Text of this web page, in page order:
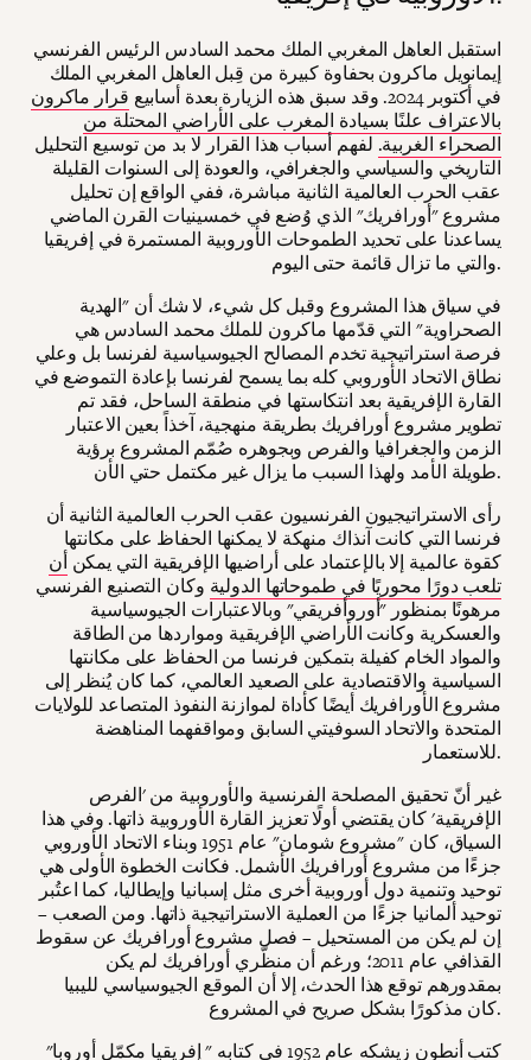
استقبل العاهل المغربي الملك محمد السادس الرئيس الفرنسي
إيمانويل ماكرون بحفاوة كبيرة من قِبل العاهل المغربي الملك
في أكتوبر 2024. وقد سبق هذه الزيارة بعدة أسابيع
قرار ماكرون
بالاعتراف علنًا بسيادة المغرب على الأراضي المحتلة من
الصحراء الغربية. لفهم أسباب هذا القرار لا بد من توسيع التحليل
التاريخي والسياسي والجغرافي، والعودة إلى السنوات القليلة
عقب الحرب العالمية الثانية مباشرة، ففي الواقع إن تحليل
مشروع "أورافريك" الذي وُضع في خمسينيات القرن الماضي
يساعدنا على تحديد الطموحات الأوروبية المستمرة في إفريقيا
والتي ما تزال قائمة حتى اليوم.
في سياق هذا المشروع وقبل كل شيء، لا شك أن "الهدية
الصحراوية" التي قدّمها ماكرون للملك محمد السادس هي
فرصة استراتيجية تخدم المصالح الجيوسياسية لفرنسا بل وعلي
نطاق الاتحاد الأوروبي كله بما يسمح لفرنسا بإعادة التموضع في
القارة الإفريقية بعد انتكاستها في منطقة الساحل، فقد تم
تطوير مشروع أورافريك بطريقة منهجية، آخذاً بعين الاعتبار
الزمن والجغرافيا والفرص وبجوهره صُمّم المشروع برؤية
طويلة الأمد ولهذا السبب ما يزال غير مكتمل حتي الأن.
رأى الاستراتيجيون الفرنسيون عقب الحرب العالمية الثانية أن
فرنسا التي كانت آنذاك منهكة لا يمكنها الحفاظ على مكانتها
كقوة عالمية إلا بالإعتماد على أراضيها الإفريقية التي يمكنأن
تلعب دورًا محوريًا في طموحاتها الدولية وكان التصنيع الفرنسي
مرهونًا بمنظور "أوروأفريقي" وبالاعتبارات الجيوسياسية
والعسكرية وكانت الأراضي الإفريقية ومواردها من الطاقة
والمواد الخام كفيلة بتمكين فرنسا من الحفاظ على مكانتها
السياسية والاقتصادية على الصعيد العالمي، كما كان يُنظر إلى
مشروع الأورافريك أيضًا كأداة لموازنة النفوذ المتصاعد للولايات
المتحدة والاتحاد السوفيتي السابق ومواقفهما المناهضة
للاستعمار.
غير أنّ تحقيق المصلحة الفرنسية والأوروبية من 'الفرص
الإفريقية' كان يقتضي أولًا تعزيز القارة الأوروبية ذاتها. وفي هذا
السياق، كان "مشروع شومان" عام 1951 وبناء الاتحاد الأوروبي
جزءًا من مشروع أورافريك الأشمل. فكانت الخطوة الأولى هي
توحيد وتنمية دول أوروبية أخرى مثل إسبانيا وإيطاليا، كما اعتُبر
توحيد ألمانيا جزءًا من العملية الاستراتيجية ذاتها. ومن الصعب –
إن لم يكن من المستحيل – فصل مشروع أورافريك عن سقوط
القذافي عام 2011؛ ورغم أن منظّري أورافريك لم يكن
بمقدورهم توقع هذا الحدث، إلا أن الموقع الجيوسياسي لليبيا
كان مذكورًا بشكل صريح في المشروع.